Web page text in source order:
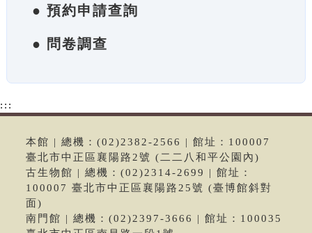
● 預約申請查詢
● 問卷調查
:::
本館 | 總機：(02)2382-2566 | 館址：100007
臺北市中正區襄陽路2號 (二二八和平公園內)
古生物館 | 總機：(02)2314-2699 | 館址：
100007 臺北市中正區襄陽路25號 (臺博館斜對
面)
南門館 | 總機：(02)2397-3666 | 館址：100035